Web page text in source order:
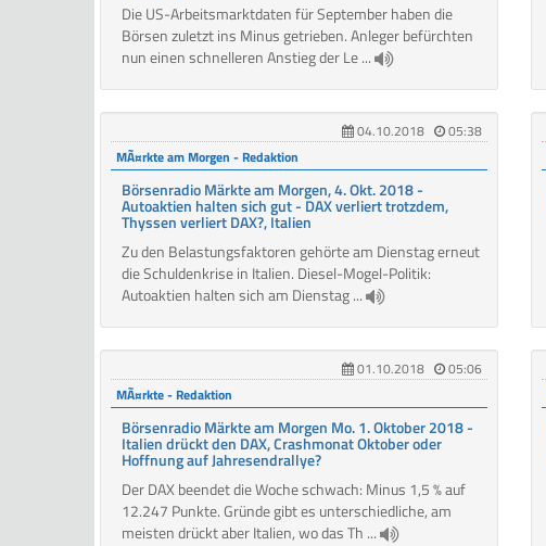
Die US-Arbeitsmarktdaten für September haben die
Börsen zuletzt ins Minus getrieben. Anleger befürchten
nun einen schnelleren Anstieg der Le ...
04.10.2018
05:38
MÃ¤rkte am Morgen - Redaktion
Börsenradio Märkte am Morgen, 4. Okt. 2018 -
Autoaktien halten sich gut - DAX verliert trotzdem,
Thyssen verliert DAX?, Italien
Zu den Belastungsfaktoren gehörte am Dienstag erneut
die Schuldenkrise in Italien. Diesel-Mogel-Politik:
Autoaktien halten sich am Dienstag ...
01.10.2018
05:06
MÃ¤rkte - Redaktion
Börsenradio Märkte am Morgen Mo. 1. Oktober 2018 -
Italien drückt den DAX, Crashmonat Oktober oder
Hoffnung auf Jahresendrallye?
Der DAX beendet die Woche schwach: Minus 1,5 % auf
12.247 Punkte. Gründe gibt es unterschiedliche, am
meisten drückt aber Italien, wo das Th ...